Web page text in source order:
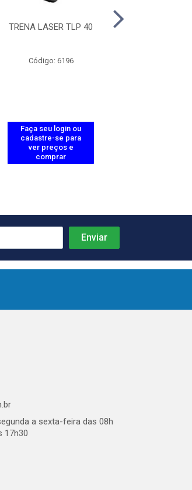
TRENA LASER TLP 40
Código: 6196
Faça seu login ou
cadastre-se para
ver preços e
comprar
a sexta-feira das 08h
17h30